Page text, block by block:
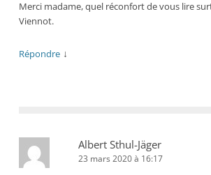
Merci madame, quel réconfort de vous lire
Viennot.
Répondre ↓
Albert Sthul-Jäger
23 mars 2020 à 16:17